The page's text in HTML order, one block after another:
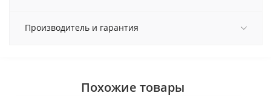
Производитель и гарантия
Похожие товары